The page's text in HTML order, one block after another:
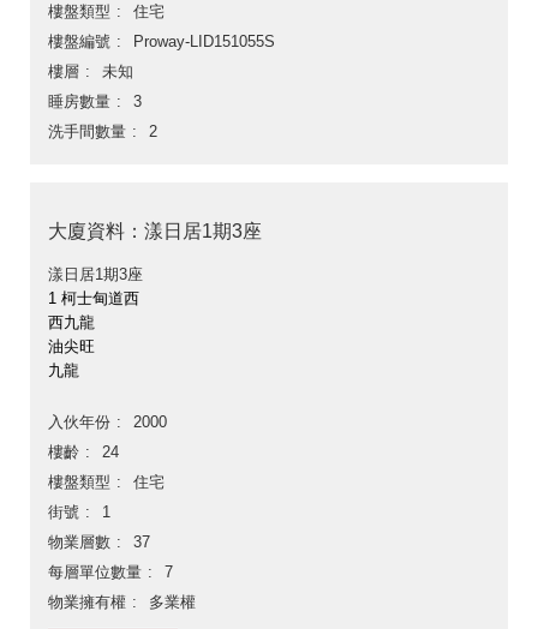
樓盤類型
住宅
樓盤編號
Proway-LID151055S
樓層
未知
睡房數量
3
洗手間數量
2
大廈資料：漾日居1期3座
漾日居1期3座
1 柯士甸道西
西九龍
油尖旺
九龍
入伙年份
2000
樓齡
24
樓盤類型
住宅
街號
1
物業層數
37
每層單位數量
7
物業擁有權
多業權